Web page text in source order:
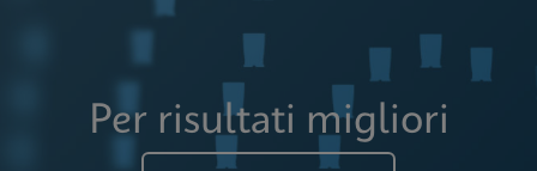
Per risultati migliori